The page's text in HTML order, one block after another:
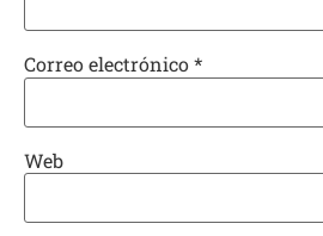
Correo electrónico*
Web